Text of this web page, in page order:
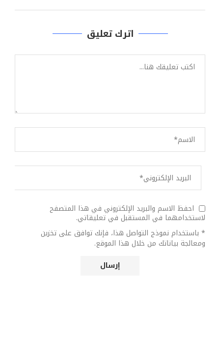
اترك تعليق
احفظ الاسم والبريد الإلكتروني في هذا المتصفح
لاستخدامهما في المستقبل في تعليقاتي.
* باستخدام نموذج التواصل هذا، فإنك توافق على تخزين
ومعالجة بياناتك من خلال هذا الموقع.